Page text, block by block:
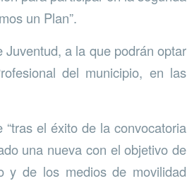
un Plan”.
a la que podrán optar
del municipio, en las
el éxito de la convocatoria
una nueva con el objetivo de
y de los medios de movilidad